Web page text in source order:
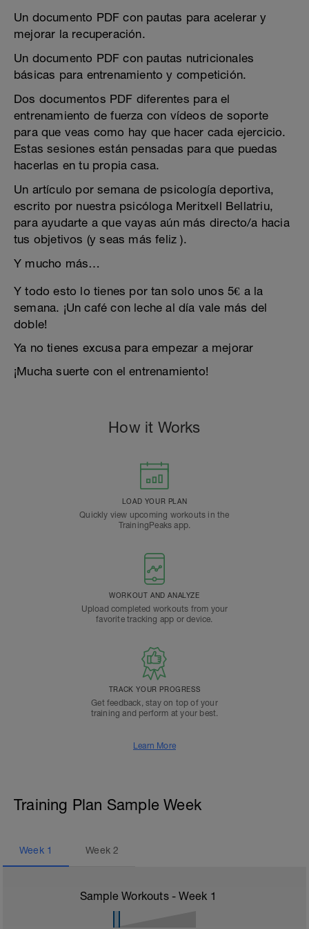
Un documento PDF con pautas para acelerar y
mejorar la recuperación.
Un documento PDF con pautas nutricionales
básicas para entrenamiento y competición.
Dos documentos PDF diferentes para el
entrenamiento de fuerza con vídeos de soporte
para que veas como hay que hacer cada ejercicio.
Estas sesiones están pensadas para que puedas
hacerlas en tu propia casa.
Un artículo por semana de psicología deportiva,
escrito por nuestra psicóloga Meritxell Bellatriu,
para ayudarte a que vayas aún más directo/a hacia
tus objetivos (y seas más feliz ).
Y mucho más…
Y todo esto lo tienes por tan solo unos 5€ a la
semana. ¡Un café con leche al día vale más del
doble!
Ya no tienes excusa para empezar a mejorar
¡Mucha suerte con el entrenamiento!
How it Works
LOAD YOUR PLAN
Quickly view upcoming workouts in the
TrainingPeaks app.
WORKOUT AND ANALYZE
Upload completed workouts from your
favorite tracking app or device.
TRACK YOUR PROGRESS
Get feedback, stay on top of your
training and perform at your best.
Learn More
Training Plan Sample Week
Week 1 Week2
Sample Workouts - Week 1